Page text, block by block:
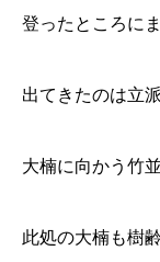
登ったところに
出てきたのは立
大楠に向かう竹
此処の大楠も樹